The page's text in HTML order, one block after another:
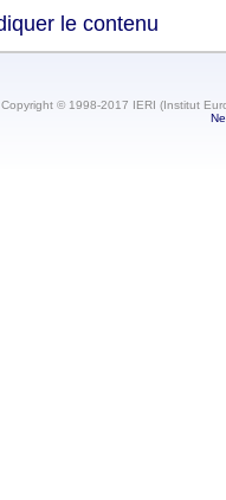
Copyright © 1998-2017 IERI (Institut